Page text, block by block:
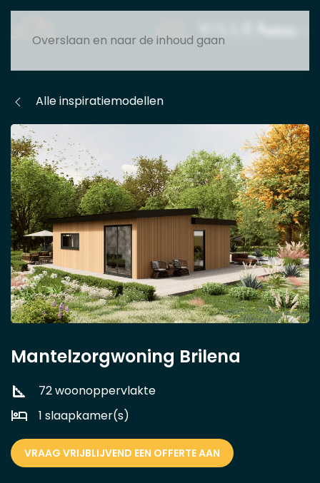
Overslaan en naar de inhoud gaan
Alle inspiratiemodellen
Mantelzorgwoning Brilena
72 woonoppervlakte
1 slaapkamer(s)
VRAAG VRIJBLIJVEND EEN OFFERTE AAN